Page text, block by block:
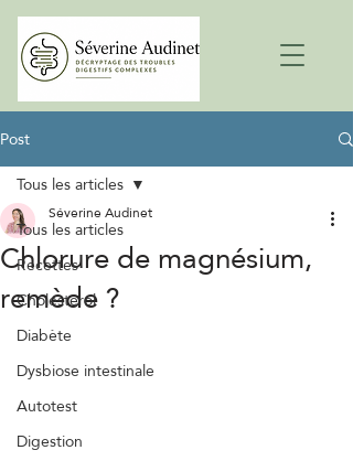
Post
Tous les articles
Recettes
Cholestérol
Diabète
Dysbiose intestinale
Autotest
Digestion
Tous les articles
Chlorure de magnésium,
remède ?
Séverine Audinet